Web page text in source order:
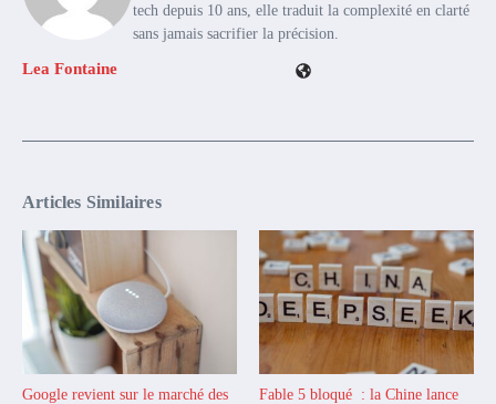
Lea Fontaine
tech depuis 10 ans, elle traduit la complexité en clarté
sans jamais sacrifier la précision.
Articles Similaires
Google revient sur le marché des
Fable 5 bloqué : la Chine lance